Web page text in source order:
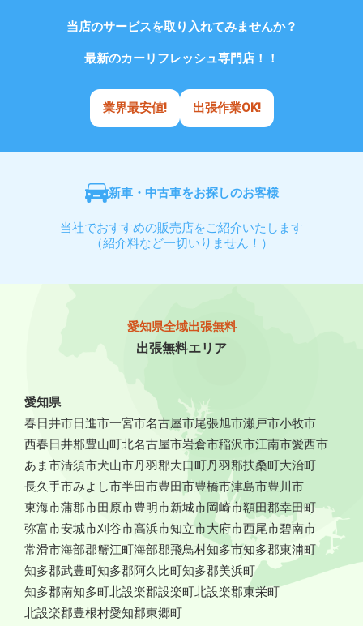
当店のサービスを取り入れてみませんか？
最新のカーリフレッシュ専門店！！
業界最安値! 出張作業OK!
新車・中古車をお探しのお客様
当社でおすすめの販売店をご紹介いたします
（紹介料など一切いりません！）
愛知県全域出張無料
出張無料エリア
愛知県
春日井市日進市一宮市名古屋市尾張旭市瀬戸市小牧市
西春日井郡豊山町北名古屋市岩倉市稲沢市江南市愛西市
あま市清須市犬山市丹羽郡大口町丹羽郡扶桑町大治町
長久手市みよし市半田市豊田市豊橋市津島市豊川市
東海市蒲郡市田原市豊明市新城市岡崎市額田郡幸田町
弥富市安城市刈谷市高浜市知立市大府市西尾市碧南市
常滑市海部郡蟹江町海部郡飛鳥村知多市知多郡東浦町
知多郡武豊町知多郡阿久比町知多郡美浜町
知多郡南知多町北設楽郡設楽町北設楽郡東栄町
北設楽郡豊根村愛知郡東郷町